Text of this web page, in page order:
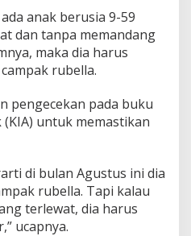
anak berusia 9-59
dan tanpa memandang
maka dia harus
rubella.
pengecekan pada buku
untuk memastikan
di bulan Agustus ini dia
rubella. Tapi kalau
terlewat, dia harus
ucapnya.